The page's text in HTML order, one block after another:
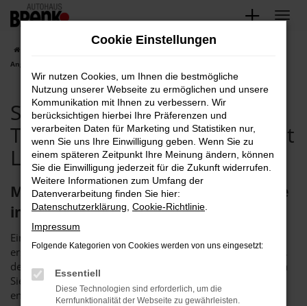
Zum
springen
Seat Karlsruhe, Seat Tageszulassung
Angebote mit Lieferservice nach Karlsruhe
Seat Karlsruhe, Seat
Tageszulassung Angebote mit
Lieferservice nach Karlsruhe
Mobil in Karlsruhe – mit uns steigen Sie
in Ihre Seat Tageszulassung
Eine Seat Tageszulassung ist aus mehrerlei Gründen eine
erstklassige Wahl für Karlsruhe. Zum einen ist da der Preis,
der bei Tageszulassungen stets hervorgehoben wird. Wenn
Sie sich bei uns für eine Seat Tageszulassung für Karlsruhe
entscheiden, zahlen Sie gegenüber einem Neuwagen
Cookie Einstellungen
Wir nutzen Cookies, um Ihnen die bestmögliche
Nutzung unserer Webseite zu ermöglichen und unsere
Kommunikation mit Ihnen zu verbessern. Wir
berücksichtigen hierbei Ihre Präferenzen und
verarbeiten Daten für Marketing und Statistiken nur,
wenn Sie uns Ihre Einwilligung geben. Wenn Sie zu
einem späteren Zeitpunkt Ihre Meinung ändern, können
Sie die Einwilligung jederzeit für die Zukunft widerrufen.
Weitere Informationen zum Umfang der
Datenverarbeitung finden Sie hier:
Datenschutzerklärung Cookie-Richtlinie
Impressum
Folgende Kategorien von Cookies werden von uns eingesetzt:
Essentiell
Diese Technologien sind erforderlich, um die
Kernfunktionalität der Webseite zu gewährleisten.